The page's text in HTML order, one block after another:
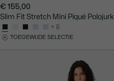
€ 155,00
Slim Fit Stretch Mini Piqué Polojurk
+ 8
TOEGEWIJDE SELECTIE